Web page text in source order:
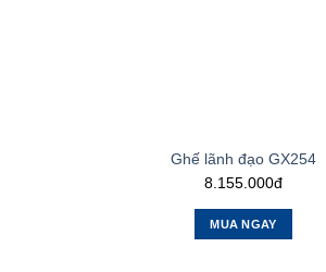
Ghế lãnh đạo GX254
8.155.000đ
MUA NGAY